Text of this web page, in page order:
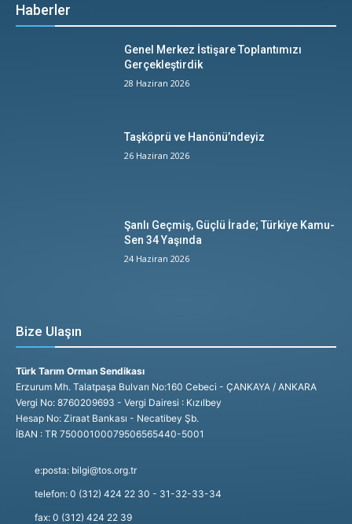
Haberler
Genel Merkez İstişare Toplantımızı
Gerçekleştirdik
28 Haziran 2026
Taşköprü ve Hanönü’ndeyiz
26 Haziran 2026
Şanlı Geçmiş, Güçlü İrade; Türkiye Kamu-
Sen 34 Yaşında
24 Haziran 2026
Bize Ulaşın
Türk Tarım Orman Sendikası
Erzurum Mh. Talatpaşa Bulvarı No:160 Cebeci - ÇANKAYA / ANKARA
Vergi No: 8760209693 - Vergi Dairesi : Kızılbey
Hesap No: Ziraat Bankası - Necatibey Şb.
İBAN : TR 75000100079506565440-5001
e:posta: bilgi@tos.org.tr
telefon: 0 (312) 424 22 30 - 31-32-33-34
fax: 0 (312) 424 22 39